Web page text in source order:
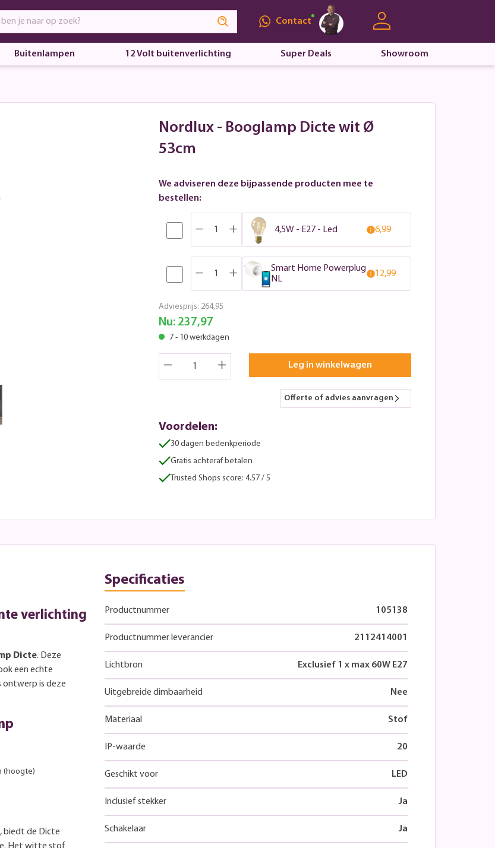
Contact
Buitenlampen 12 Volt buitenverlichting Super Deals Showroom
Nordlux - Booglamp Dicte wit Ø
53cm
We adviseren deze bijpassende producten mee te
bestellen:
4,5W - E27 - Led 6,99
Smart Home Powerplug
NL
12,99
Adviesprijs: 264,95
Nu: 237,97
7 - 10 werkdagen
Leg in winkelwagen
Offerte of advies aanvragen
Voordelen:
30 dagen bedenkperiode
Gratis achteraf betalen
Trusted Shops score: 4.57 / 5
verlichting
Dicte. Deze
een echte
ontwerp is deze
(hoogte)
biedt de Dicte
Het witte stof
Specificaties
Productnummer 105138
Productnummer leverancier 2112414001
Lichtbron Exclusief 1 x max 60W E27
Uitgebreide dimbaarheid Nee
Materiaal Stof
IP-waarde 20
Geschikt voor LED
Inclusief stekker Ja
Schakelaar Ja